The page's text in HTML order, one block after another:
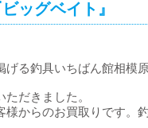
ッグベイト』
る釣具いちばん館相模
だきました。
からのお買取りです。